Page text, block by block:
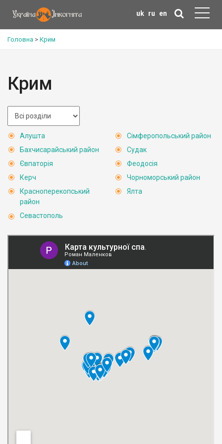
uk ru en
Головна > Крим
Крим
Алушта
Бахчисарайський район
Євпаторія
Керч
Красноперекопський
район
Севастополь
Сімферопольський район
Судак
Феодосія
Чорноморський район
Ялта